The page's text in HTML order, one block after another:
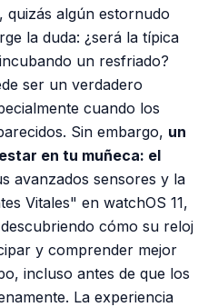
quizás algún estornudo
la duda: ¿será la típica
un resfriado?
ser un verdadero
cuando los
Sin embargo, un
en tu muñeca: el
avanzados sensores y la
Vitales" en watchOS 11,
cómo su reloj
y comprender mejor
incluso antes de que los
La experiencia